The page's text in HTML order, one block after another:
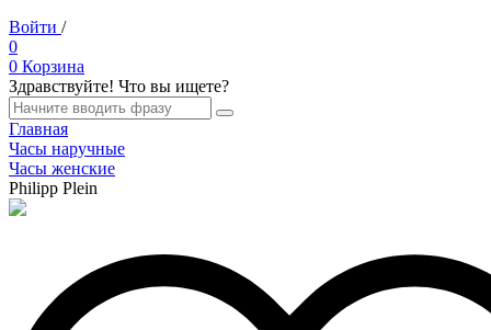
Войти /
0
0 Корзина
Здравствуйте! Что вы ищете?
Главная
Часы наручные
Часы женские
Philipp Plein